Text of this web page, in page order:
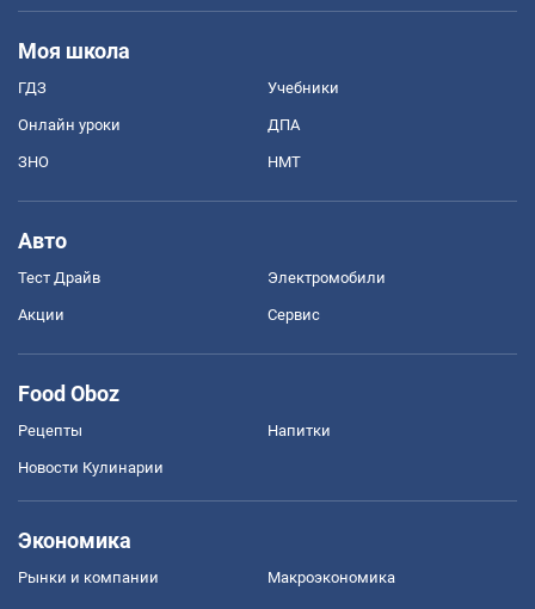
Моя школа
ГДЗ Учебники
Онлайн уроки ДПА
ЗНО НМТ
Авто
Тест Драйв Электромобили
Акции Сервис
Food Oboz
Рецепты Напитки
Новости Кулинарии
Экономика
Рынки и компании Mакроэкономика